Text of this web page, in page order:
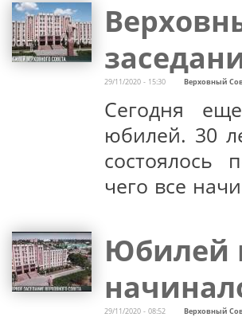
29/11/2020 - 15:30 Верховный
Сегодня
юбилей. 30
состоялось
чего все
Юбилей
29/11/2020 - 08:52 Верховный